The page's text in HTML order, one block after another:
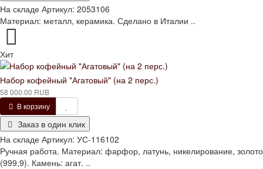
На складе Артикул: 2053106
Материал: металл, керамика. Сделано в Италии ..
Хит
Набор кофейный "Агатовый" (на 2 перс.)
58 000.00 RUB
В корзину
Заказ в один клик
На складе Артикул: УС-116102
Ручная работа. Материал: фарфор, латунь, никелирование, золото
(999,9). Камень: агат. ..